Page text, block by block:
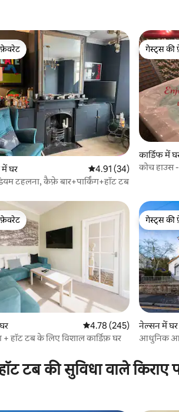
फ़ेवरेट
में घर औसत रेटिंग 5 में से 4.91, 34
4.91 (34)
टहलना, कैफ़े बार+पार्किंग+हॉट टब
गेस्ट्स की
गेस्ट्स की
कार्डिफ में
कोच हाउस
फ़ेवरेट
औसत रेटिंग 5 में से 4.78, 245
4.78 (245)
+ हॉट टब के लिए विशाल कार्डिफ़ घर
गेस्ट्स की
गेस्ट्स की
नेल्सन में घर
आधुनिक
टब की सुविधा वाले